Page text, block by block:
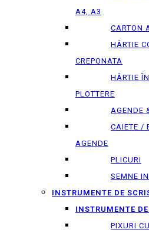
A4, A3
CARTON
HÂRTIE
CREPONATA
HÂRTIE
PLOTTERE
AGENDE
CAIETE /
AGENDE
PLICURI
SEMNE
INSTRUMENTE DE
INSTRUMENTE
PIXURI